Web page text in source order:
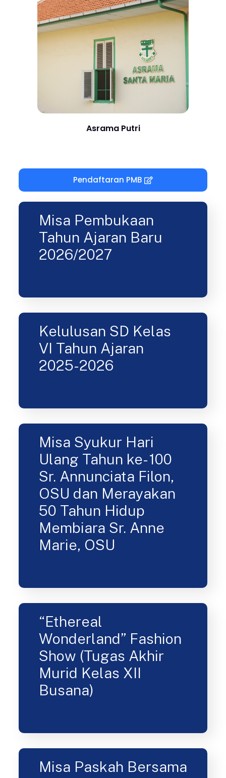
Pendaftaran PMB
Misa Pembukaan
Tahun Ajaran Baru
Kelulusan SD Kelas
VI Tahun Ajaran
Misa Syukur Hari
Ulang Tahun ke- 100
Sr. Annunciata Filon,
OSU dan Merayakan
50 Tahun Hidup
Membiara Sr. Anne
“Ethereal
Wonderland” Fashion
Show (Tugas Akhir
Murid Kelas XII